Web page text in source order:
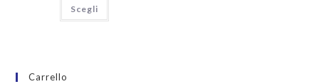
Scegli
Carrello